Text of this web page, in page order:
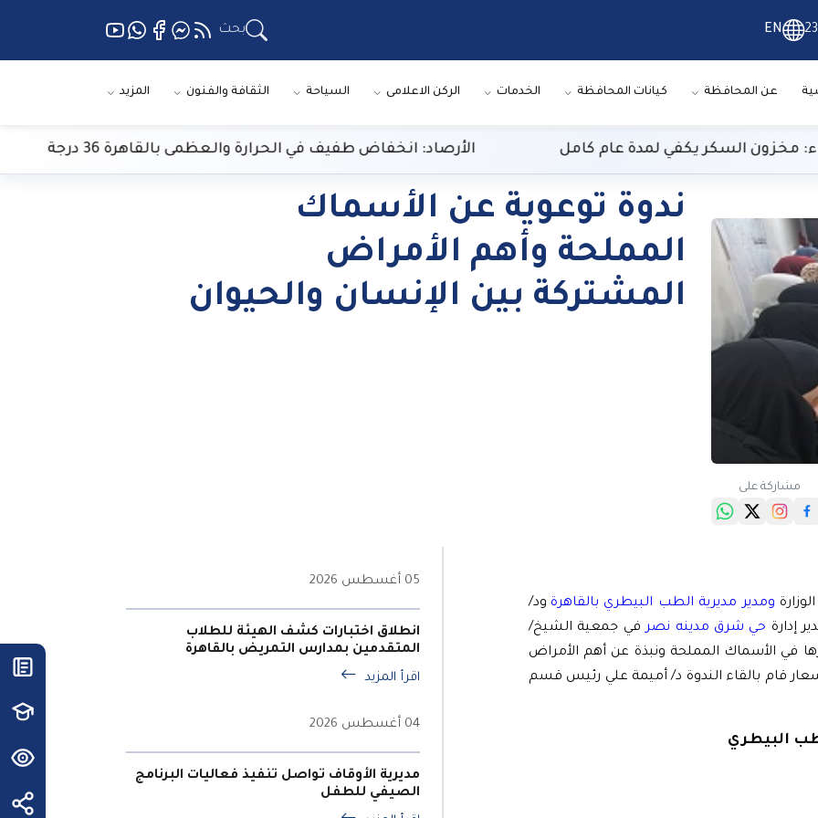
EN بحث
عن المحافظة كيانات المحافظة الخدمات الركن الاعلامى السياحة الثقافة والفنون المزيد
السكر يكفي لمدة عام كامل الأرصاد: انخفاض طفيف في الحرارة والعظمى بالقاهرة 36 درجة
مشاركة على
ندوة توعوية عن الأسماك
المملحة وأهم الأمراض
المشتركة بين الإنسان والحيوان
ومدير مديرية الطب البيطري بالقاهرة ود/
إدارة حي شرق مدينه نصرفي جمعية الشيخ/
في الأسماك المملحة ونبذة عن أهم الأمراض
قام بالقاء الندوة د/ أميمة علي رئيس قسم
البيطري
05 أغسطس 2026
انطلاق اختبارات كشف الهيئة للطلاب
المتقدمين بمدارس التمريض بالقاهرة
اقرأ المزيد
04 أغسطس 2026
مديرية الأوقاف تواصل تنفيذ فعاليات البرنامج
الصيفي للطفل